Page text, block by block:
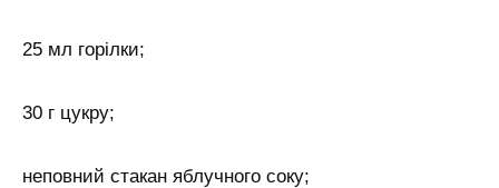
25 мл горілки;
30 г цукру;
неповний стакан яблучного соку;